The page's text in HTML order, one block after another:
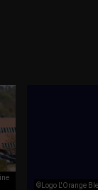
©Logo L'Orange